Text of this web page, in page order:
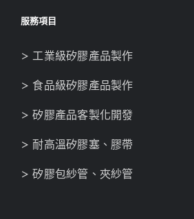
服務項目
> 工業級矽膠產品製作
> 食品級矽膠產品製作
> 矽膠產品客製化開發
> 耐高溫矽膠塞、膠帶
> 矽膠包紗管、夾紗管